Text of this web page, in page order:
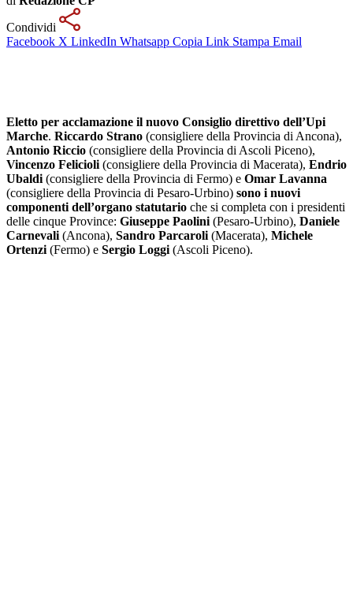
Condividi
Facebook X LinkedIn Whatsapp Copia Link Stampa Email
Eletto per acclamazione il nuovo Consiglio direttivo dell’Upi
Marche. Riccardo Strano (consigliere della Provincia di Ancona),
Antonio Riccio (consigliere della Provincia di Ascoli Piceno),
Vincenzo Felicioli (consigliere della Provincia di Macerata), Endrio
Ubaldi (consigliere della Provincia di Fermo) e Omar Lavanna
(consigliere della Provincia di Pesaro-Urbino) sono i nuovi
componenti dell’organo statutario che si completa con i presidenti
delle cinque Province: Giuseppe Paolini (Pesaro-Urbino), Daniele
Carnevali (Ancona), Sandro Parcaroli (Macerata), Michele
Ortenzi (Fermo) e Sergio Loggi (Ascoli Piceno).